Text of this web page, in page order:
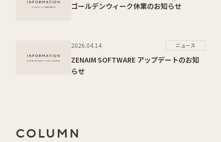
ゴールデンウィーク休業のお知らせ
2026.04.14 ニュース
ZENAIM SOFTWARE アップデートのお知
らせ
COLUMN